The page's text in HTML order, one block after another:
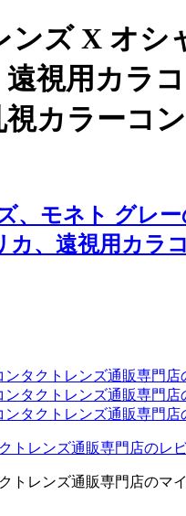
ズ X オシ
視用カラ
カラーコ
、モネト グレ
、遠視用カラ
タクトレンズ通販専門店
タクトレンズ通販専門店
タクトレンズ通販専門店
トレンズ通販専門店のレ
トレンズ通販専門店のマ